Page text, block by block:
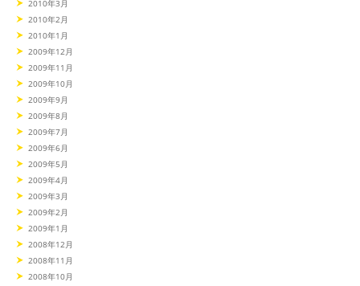
2010年3月
2010年2月
2010年1月
2009年12月
2009年11月
2009年10月
2009年9月
2009年8月
2009年7月
2009年6月
2009年5月
2009年4月
2009年3月
2009年2月
2009年1月
2008年12月
2008年11月
2008年10月